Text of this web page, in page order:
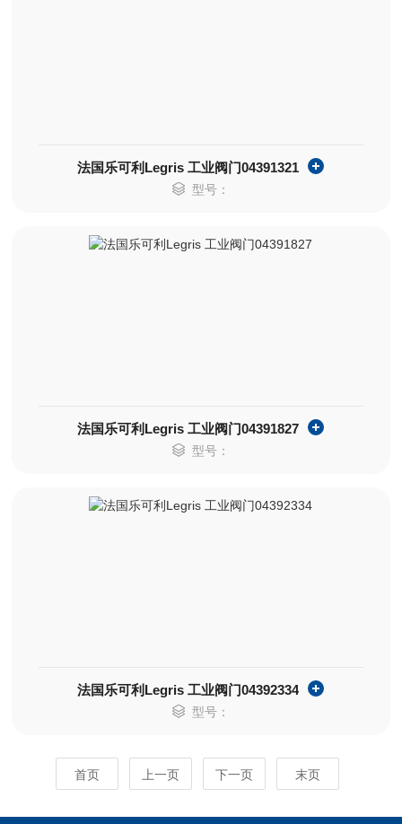
法国乐可利Legris 工业阀门04391321
型号：
法国乐可利Legris 工业阀门04391827
型号：
法国乐可利Legris 工业阀门04392334
型号：
首页 上一页 下一页 末页